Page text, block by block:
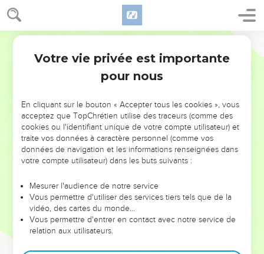
NE MANQUEZ PAS L’ÉVÉNEMENT
DE L’ANNÉE !
ET SI LEURS ERREURS POUVAIENT VOUS ÉVITER LES
VOTRES ?
leur foi ou leur vision. Mais on voit moins les doutes, les erreurs
et les saisons difficiles qu'ils ont traversés, alors même que ce
sont elles qui les ont façonnés.
Dans cette conférence, leaders, entrepreneurs, et responsables
Votre vie privée est importante
pour nous
En cliquant sur le bouton « Accepter tous les cookies », vous
acceptez que TopChrétien utilise des traceurs (comme des
cookies ou l'identifiant unique de votre compte utilisateur) et
traite vos données à caractère personnel (comme vos
données de navigation et les informations renseignées dans
votre compte utilisateur) dans les buts suivants :
Mesurer l'audience de notre service
Vous permettre d'utiliser des services tiers tels que de la
vidéo, des cartes du monde…
Vous permettre d'entrer en contact avec notre service de
relation aux utilisateurs.